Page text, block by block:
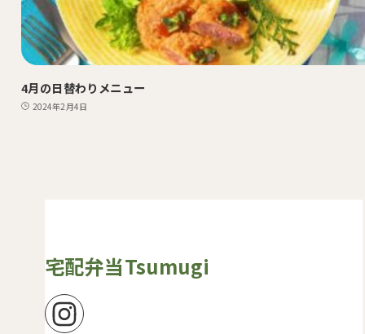
4月の日替わりメニュー
2024年2月4日
宅配弁当Tsumugi